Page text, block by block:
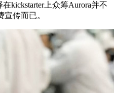
kickstarter上众筹Aurora并不
传而已。